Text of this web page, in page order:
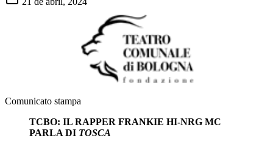
Comunicato stampa
TCBO: IL RAPPER FRANKIE HI-NRG MC
PARLA DI TOSCA